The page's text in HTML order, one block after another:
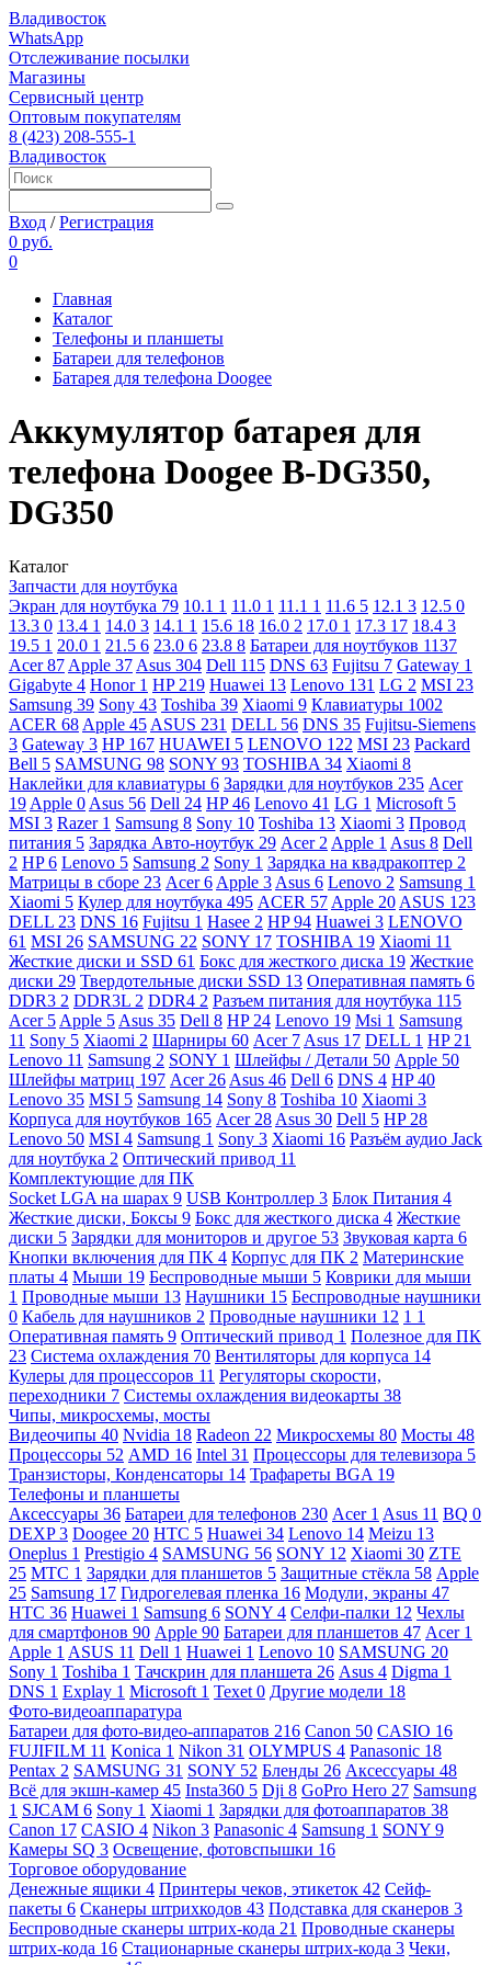
Владивосток
WhatsApp
Отслеживание посылки
Магазины
Сервисный центр
Оптовым покупателям
8 (423) 208-555-1
Владивосток
Вход /Регистрация
0 руб.
0
Главная
Каталог
Телефоны и планшеты
Батареи для телефонов
Батарея для телефона Doogee
Aккумулятор батарея для
телефона Doogee B-DG350,
DG350
Каталог
Запчасти для ноутбука
Экран для ноутбука 79 10.1 1 11.0 1 11.1 1 11.6 5 12.1 3 12.5 0
13.3 0 13.4 1 14.0 3 14.1 1 15.6 18 16.0 2 17.0 1 17.3 17 18.4 3
19.5 1 20.0 1 21.5 6 23.0 6 23.8 8 Батареи для ноутбуков 1137
Acer87 Apple 37 Asus 304 Dell 115 DNS 63 Fujitsu 7 Gateway 1
Gigabyte 4 Honor 1 HP 219 Huawei 13 Lenovo 131 LG 2 MSI 23
Samsung 39 Sony 43 Toshiba 39 Xiaomi 9 Клавиатуры 1002
ACER 68 Apple 45 ASUS 231 DELL 56 DNS 35 Fujitsu-Siemens
3 Gateway 3 HP 167 HUAWEI 5 LENOVO 122 MSI 23 Packard
Bell 5 SAMSUNG 98 SONY 93 TOSHIBA 34 Xiaomi 8
Наклейки для клавиатуры 6 Зарядки для ноутбуков 235 Acer
19 Apple 0 Asus 56 Dell 24 HP46 Lenovo 41 LG 1 Microsoft 5
MSI 3 Razer 1 Samsung 8 Sony 10 Toshiba 13 Xiaomi 3 Провод
питания 5 Зарядка Авто-ноутбук 29 Acer 2 Apple 1 Asus 8 Dell
2 HP6 Lenovo 5 Samsung 2 Sony 1 Зарядка на квадракоптер 2
Матрицы в сборе 23 Acer6 Apple 3 Asus 6 Lenovo 2 Samsung 1
Xiaomi 5 Кулер для ноутбука 495 ACER 57 Apple 20 ASUS 123
DELL 23 DNS 16 Fujitsu 1 Hasee 2 HP94 Huawei 3 LENOVO
61 MSI 26 SAMSUNG 22 SONY 17 TOSHIBA 19 Xiaomi 11
Жесткие диски и SSD 61 Бокс для жесткого диска 19 Жесткие
диски 29 Твердотельные диски SSD 13 Оперативная память 6
DDR3 2 DDR3L 2 DDR4 2 Разъем питания для ноутбука 115
Acer 5 Apple 5 Asus 35 Dell 8 HP 24 Lenovo 19 Msi 1 Samsung
11 Sony 5 Xiaomi 2 Шарниры 60 Acer 7 Asus 17 DELL 1 HP 21
Lenovo 11 Samsung 2 SONY 1 Шлейфы / Детали 50 Apple 50
Шлейфы матриц 197 Acer 26 Asus 46 Dell 6 DNS 4 HP40
Lenovo 35 MSI 5 Samsung 14 Sony 8 Toshiba 10 Xiaomi 3
Корпуса для ноутбуков 165 Acer 28 Asus 30 Dell 5 HP 28
Lenovo 50 MSI 4 Samsung 1 Sony 3 Xiaomi 16 Разъём аудио Jack
для ноутбука 2 Оптический привод 11
Комплектующие для ПК
Socket LGA на шарах 9 USB Контроллер 3 Блок Питания 4
Жесткие диски, Боксы 9 Бокс для жесткого диска 4 Жесткие
диски 5 Зарядки для мониторов и другое 53 Звуковая карта 6
Кнопки включения для ПК 4 Корпус для ПК 2 Материнские
платы 4 Мыши 19 Беспроводные мыши 5 Коврики для мыши
1 Проводные мыши 13 Наушники 15 Беспроводные наушники
0 Кабель для наушников 2 Проводные наушники 12 1 1
Оперативная память 9 Оптический привод 1 Полезное для ПК
23 Система охлаждения 70 Вентиляторы для корпуса 14
Кулеры для процессоров 11 Регуляторы скорости,
переходники 7 Системы охлаждения видеокарты 38
Чипы, микросхемы, мосты
Видеочипы 40 Nvidia 18 Radeon 22 Микросхемы 80 Мосты 48
Процессоры 52 AMD 16 Intel 31 Процессоры для телевизора 5
Транзисторы, Конденсаторы 14 Трафареты BGA 19
Телефоны и планшеты
Аксессуары 36 Батареи для телефонов 230 Acer 1 Asus 11 BQ 0
DEXP3 Doogee 20 HTC 5 Huawei 34 Lenovo 14 Meizu 13
Oneplus 1 Prestigio 4 SAMSUNG 56 SONY 12 Xiaomi 30 ZTE
25 МТС 1 Зарядки для планшетов 5 Защитные стёкла 58 Apple
25 Samsung 17 Гидрогелевая пленка 16 Модули, экраны 47
HTC 36 Huawei 1 Samsung 6 SONY 4 Селфи-палки 12 Чехлы
для смартфонов 90 Apple 90 Батареи для планшетов 47 Acer 1
Apple 1 ASUS 11 Dell 1 Huawei 1 Lenovo 10 SAMSUNG 20
Sony 1 Toshiba 1 Тачскрин для планшета 26 Asus 4 Digma 1
DNS 1 Explay 1 Microsoft 1 Texet 0 Другие модели 18
Фото-видеоаппаратура
Батареи для фото-видео-аппаратов 216 Canon 50 CASIO 16
FUJIFILM 11 Konica 1 Nikon 31 OLYMPUS 4 Panasonic 18
Pentax 2 SAMSUNG 31 SONY 52 Бленды 26 Аксессуары 48
Всё для экшн-камер 45 Insta360 5 Dji 8 GoPro Hero 27 Samsung
1 SJCAM 6 Sony 1 Xiaomi 1 Зарядки для фотоаппаратов 38
Canon 17 CASIO 4 Nikon 3 Panasonic 4 Samsung 1 SONY 9
Камеры SQ 3 Освещение, фотовспышки 16
Торговое оборудование
Денежные ящики 4 Принтеры чеков, этикеток 42 Сейф-
пакеты 6 Сканеры штрихкодов 43 Подставка для сканеров 3
Беспроводные сканеры штрих-кода 21 Проводные сканеры
штрих-кода 16 Стационарные сканеры штрих-кода 3 Чеки,